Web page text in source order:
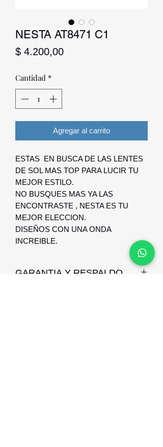
NESTA AT8471 C1
$ 4.200,00Precio
Cantidad *
Agregar al carrito
ESTAS EN BUSCA DE LAS LENTES
DE SOL MAS TOP PARA LUCIR TU
MEJOR ESTILO.
NO BUSQUES MAS YA LAS
ENCONTRASTE , NESTA ES TU
MEJOR ELECCION.
DISEÑOS CON UNA ONDA
INCREIBLE.
GARANTIA Y RESPALDO